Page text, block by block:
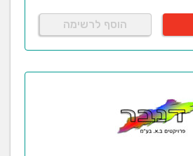
הוסף לרשימה